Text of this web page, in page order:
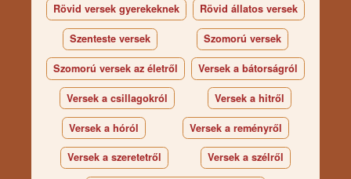
Rövid versek gyerekeknek Rövid állatos versek
Szenteste versek Szomorú versek
Szomorú versek az életről Versek a bátorságról
Versek a csillagokról Versek a hitről
Versek a hóról Versek a reményről
Versek a szeretetről Versek a szélről